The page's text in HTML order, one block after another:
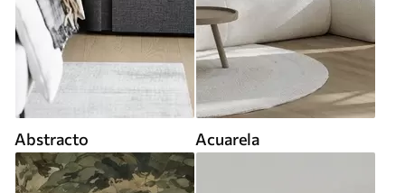
Abstracto Acuarela